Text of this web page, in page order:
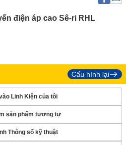
điện áp cao Sê-ri RHL
Cấu hình lại
Linh Kiện của tôi
sản phẩm tương tự
Thông số kỹ thuật